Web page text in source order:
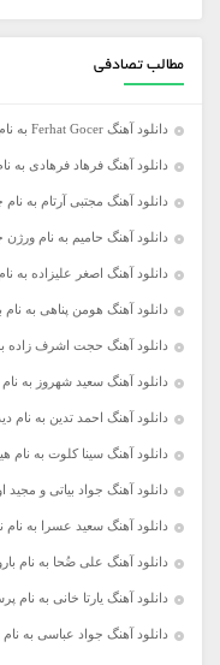
مطالب تصادفی
دانلود آهنگ Ferhat Gocer به نام Cesur Ol
دانلود آهنگ فرهاد فرهادی به
دانلود آهنگ مجتبی آرتام به
دانلود آهنگ حامیم به نام
دانلود آهنگ اصغر علیزاده به
دانلود آهنگ هومن پناهی به
دانلود آهنگ حجت اشرف زاده
دانلود آهنگ سعید شهروز به
دانلود آهنگ احمد تدین به نام
دانلود آهنگ سینا کلوت به نام
دانلود آهنگ جواد بیاتی و مجید
دانلود آهنگ سعید عسرا به
دانلود آهنگ علی ضُحا به نام
دانلود آهنگ یارتا خانی به نام
دانلود آهنگ جواد عباسی به